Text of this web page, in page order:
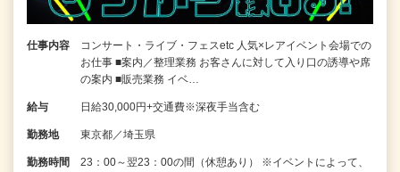
仕事内容
コンサート・ライブ・フェスetc 人気×レアイベント会場での
お仕事 ■案内／整理業務 お客さんに対して入り口の誘導や席
の案内 ■販売業務 イベ…
給与 日給30,000円+交通費※深夜手当含む
勤務地 東京都／埼玉県
勤務時間
23：00～翌23：00の間（休憩あり） ※イベントによって、